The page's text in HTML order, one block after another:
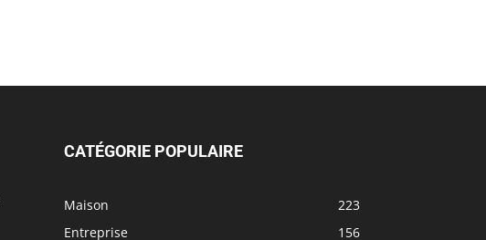
CATÉGORIE POPULAIRE
Maison
223
Entreprise
156